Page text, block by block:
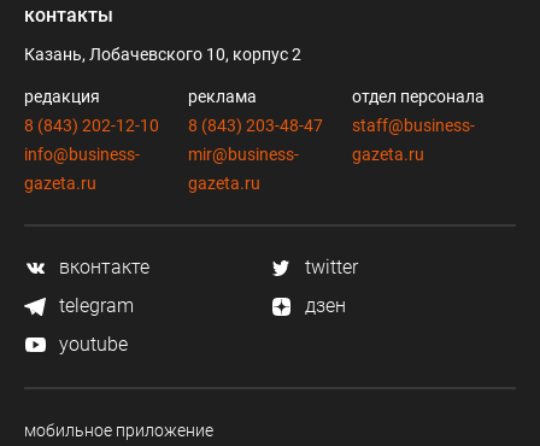
контакты
Казань, Лобачевского 10, корпус 2
редакция
8 (843) 202-12-10
info@business-
gazeta.ru
реклама
8 (843) 203-48-47
mir@business-
gazeta.ru
отдел персонала
staff@business-
gazeta.ru
вконтакте
twitter
telegram
дзен
youtube
мобильное приложение